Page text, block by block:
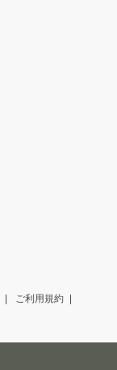
ご利用規約